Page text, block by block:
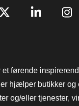
førende
hjælper butikker og
og/eller tjenester,